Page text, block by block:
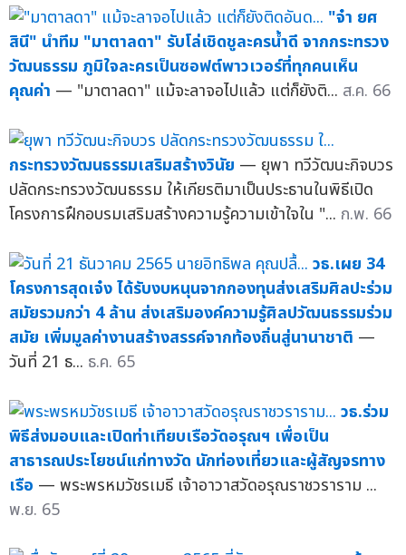
"จ๋า ยศ
สินี" นำทีม "มาตาลดา" รับโล่เชิดชูละครน้ำดี จากกระทรวง
วัฒนธรรม ภูมิใจละครเป็นซอฟต์พาวเวอร์ที่ทุกคนเห็น
คุณค่า — "มาตาลดา" แม้จะลาจอไปแล้ว แต่ก็ยังติ... ส.ค. 66
กระทรวงวัฒนธรรมเสริมสร้างวินัย — ยุพา ทวีวัฒนะกิจบวร
ปลัดกระทรวงวัฒนธรรม ให้เกียรติมาเป็นประธานในพิธีเปิด
โครงการฝึกอบรมเสริมสร้างความรู้ความเข้าใจใน "... ก.พ. 66
วธ.เผย 34
โครงการสุดเจ๋ง ได้รับงบหนุนจากกองทุนส่งเสริมศิลปะร่วม
สมัยรวมกว่า 4 ล้าน ส่งเสริมองค์ความรู้ศิลปวัฒนธรรมร่วม
สมัย เพิ่มมูลค่างานสร้างสรรค์จากท้องถิ่นสู่นานาชาติ —
วันที่ 21 ธ... ธ.ค. 65
วธ.ร่วม
พิธีส่งมอบและเปิดท่าเทียบเรือวัดอรุณฯ เพื่อเป็น
สาธารณประโยชน์แก่ทางวัด นักท่องเที่ยวและผู้สัญจรทาง
เรือ — พระพรหมวัชรเมธี เจ้าอาวาสวัดอรุณราชวราราม ...
พ.ย. 65